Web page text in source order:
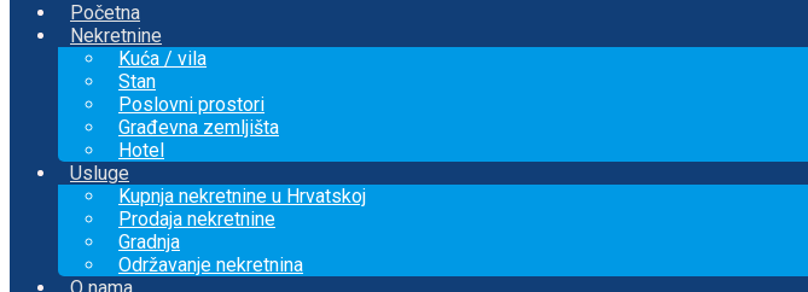
Početna
Nekretnine
Kuća / vila
Stan
Poslovni prostori
Građevna zemljišta
Hotel
Usluge
Kupnja nekretnine u Hrvatskoj
Prodaja nekretnine
Gradnja
Održavanje nekretnina